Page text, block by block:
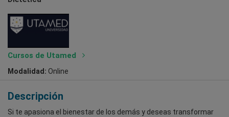
Cursos de Utamed
Modalidad: Online
Descripción
Si te apasiona el bienestar de los demás y deseas transformar